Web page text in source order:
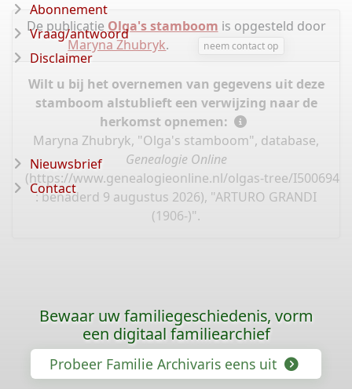
De publicatie Olga's stamboom is opgesteld door
Maryna Zhubryk. neem contact op
Wilt u bij het overnemen van gegevens uit deze
stamboom alstublieft een verwijzing naar de
herkomst opnemen:
Maryna Zhubryk, "Olga's stamboom", database,
Genealogie Online
(https://www.genealogieonline.nl/olgas-tree/
: benaderd 9 augustus 2026), "ARTURO GRANDI
(1906-)".
Abonnement
Vraag/antwoord
Disclaimer
Nieuwsbrief
Contact
Bewaar uw familiegeschiedenis, vorm
een digitaal familiearchief
Probeer Familie Archivaris eens uit